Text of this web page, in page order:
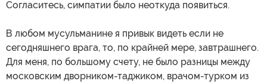
Согласитесь, симпатии было неоткуда появиться.
В любом мусульманине я привык видеть если не
сегодняшнего врага, то, по крайней мере, завтрашнего.
Для меня, по большому счету, не было разницы между
московским дворником-таджиком, врачом-турком из